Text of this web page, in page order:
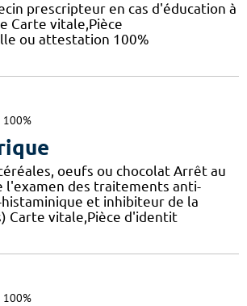
prescripteur en cas d'éducation à
Carte vitale,Pièce
ou attestation 100%
100%
oeufs ou chocolat Arrêt au
l'examen des traitements anti-
et inhibiteur de la
Carte vitale,Pièce d'identit
100%